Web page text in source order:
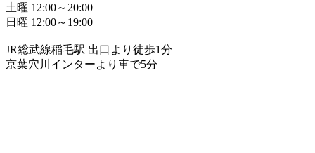
土曜 12:00～20:00
日曜 12:00～19:00
JR総武線稲毛駅 出口より徒歩1分
京葉穴川インターより車で5分